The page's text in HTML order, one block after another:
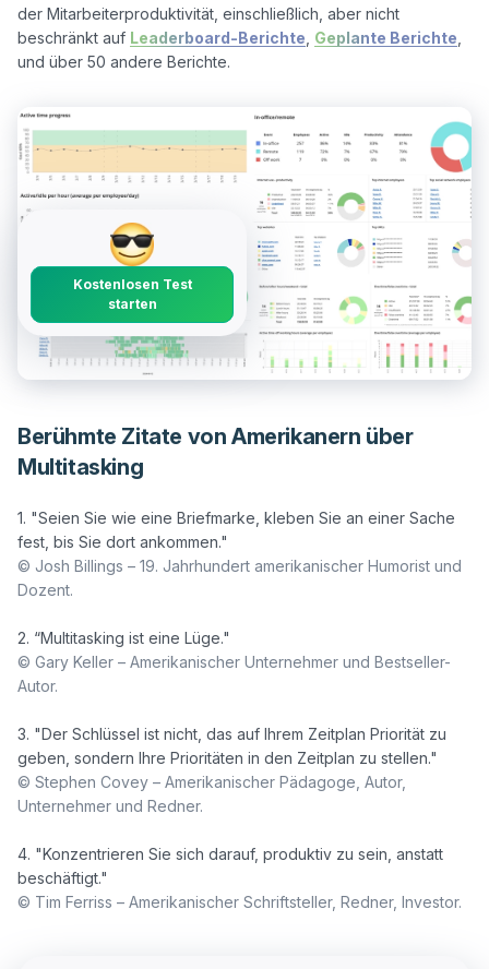
der Mitarbeiterproduktivität, einschließlich, aber nicht
beschränkt auf Leaderboard-Berichte Geplante Berichte
Kostenlosen Test
starten
Berühmte Zitate von Amerikanern über
Multitasking
1. "Seien Sie wie eine Briefmarke, kleben Sie an einer Sache
© Josh Billings – 19. Jahrhundert amerikanischer Humorist und
Dozent.
© Gary Keller – Amerikanischer Unternehmer und Bestseller-
Autor.
3. "Der Schlüssel ist nicht, das auf Ihrem Zeitplan Priorität zu
© Stephen Covey – Amerikanischer Pädagoge, Autor,
Unternehmer und Redner.
4. "Konzentrieren Sie sich darauf, produktiv zu sein, anstatt
© Tim Ferriss – Amerikanischer Schriftsteller, Redner, Investor.